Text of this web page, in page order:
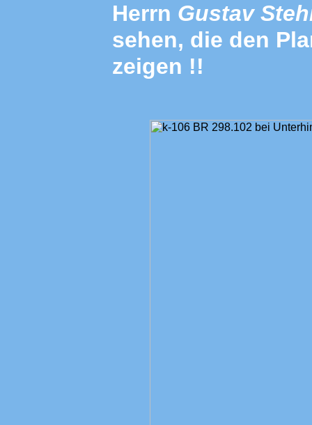
Herrn Gustav
sehen, die den
zeigen !!